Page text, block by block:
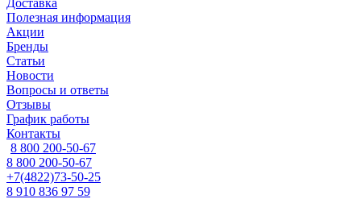
Доставка
Полезная информация
Акции
Бренды
Статьи
Новости
Вопросы и ответы
Отзывы
График работы
Контакты
8 800 200-50-67
8 800 200-50-67
+7(4822)73-50-25
8 910 836 97 59